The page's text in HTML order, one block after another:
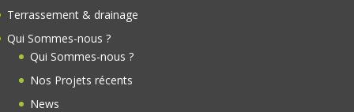
Terrassement & drainage
Qui Sommes-nous ?
Qui Sommes-nous ?
Nos Projets récents
News